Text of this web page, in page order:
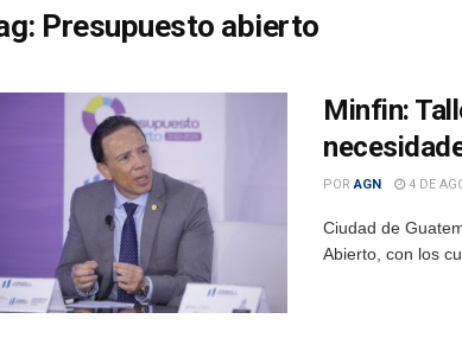
Presupuesto abierto
Minfin:
POR AGN 4 DE
Ciudad de
Abierto, con los